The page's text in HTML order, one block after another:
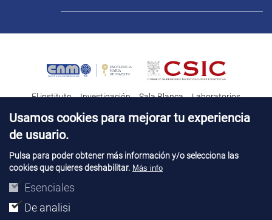
El instituto Investigación Sala Blanca
Laboratorios
Transferencia tecnológica
Noticias & Divulgación Destacados
Contacto Talento
Aviso Legal Perfil del contatante © Copyright 2026. IMB-CNM
Usamos cookies para mejorar tu experiencia
de usuario.
Pulsa para poder obtener más información y/o selecciona las
cookies que quieres deshabilitar. Más info
Esenciales
De analisi